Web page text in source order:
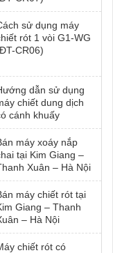
sử dụng máy
rót 1 vòi G1-WG
CR06)
dẫn sử dụng
chiết dung dịch
cánh khuấy
máy xoáy nắp
tại Kim Giang –
Xuân – Hà Nội
máy chiết rót tại
Giang – Thanh
– Hà Nội
chiết rót có